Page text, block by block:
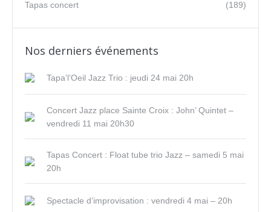
(189)
Tapas concert
Nos derniers événements
Tapa’l’Oeil Jazz Trio : jeudi 24 mai 20h
Concert Jazz place Sainte Croix : John’ Quintet –
vendredi 11 mai 20h30
Tapas Concert : Float tube trio Jazz – samedi 5 mai
20h
Spectacle d’improvisation : vendredi 4 mai – 20h